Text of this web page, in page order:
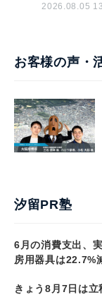
2026.08.05
お客様の声・
汐留PR塾
6月の消費支出、
房用器具は
きょう8月7日は